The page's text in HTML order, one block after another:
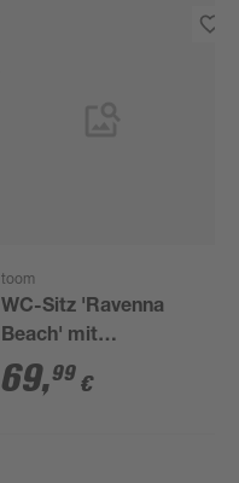
toom
WC-Sitz 'Ravenna
Beach' mit
Absenkautomatik
weiß
69,99 €